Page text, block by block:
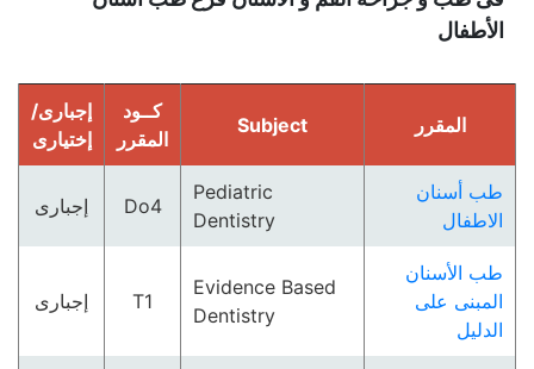
الأطفال
المقرر Subject
كــود
المقرر
إجبارى/
إختيارى
طب أسنان
الاطفال
Pediatric
Dentistry
Do4 إجبارى
طب الأسنان
المبنى على
الدليل
Evidence Based
Dentistry
T1 إجبارى